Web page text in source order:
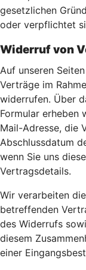
gesetzlichen
oder verpflichtet
Widerruf von
Auf unseren
Verträge im
widerrufen. Über
Formular erheben
Mail-Adresse, die
Abschlussdatum
wenn Sie uns
Vertragsdetails.
Wir verarbeiten
betreffenden
des Widerrufs
diesem
einer